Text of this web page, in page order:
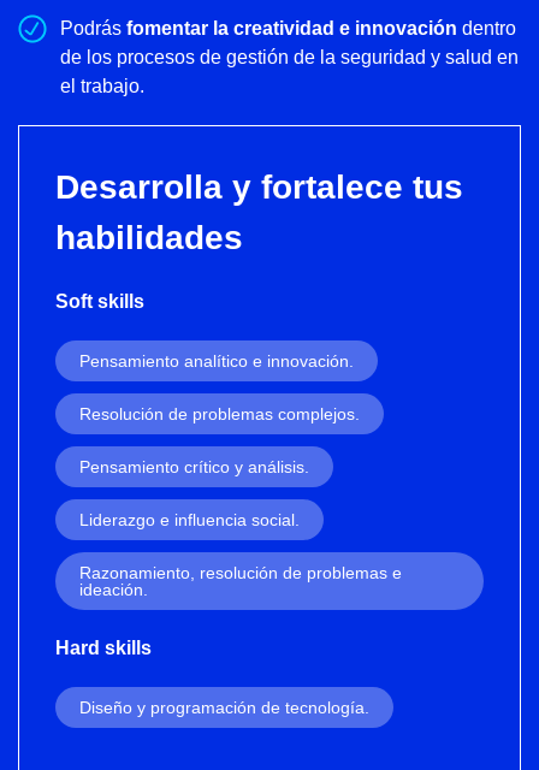
Podrás fomentar la creatividad e innovación dentro
de los procesos de gestión de la seguridad y salud en
el trabajo.
Desarrolla y fortalece tus
habilidades
Soft skills
Pensamiento analítico e innovación.
Resolución de problemas complejos.
Pensamiento crítico y análisis.
Liderazgo e influencia social.
Razonamiento, resolución de problemas e
ideación.
Hard skills
Diseño y programación de tecnología.